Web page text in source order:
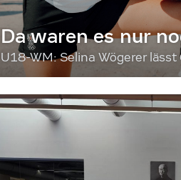
Da waren es nur
U18-WM: Selina Wögerer lässt